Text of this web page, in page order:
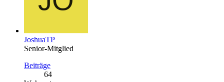
JoshuaTP
Senior-Mitglied
Beiträge
64